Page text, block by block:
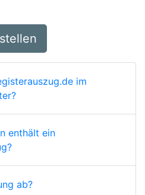
im
enthält ein
ab?